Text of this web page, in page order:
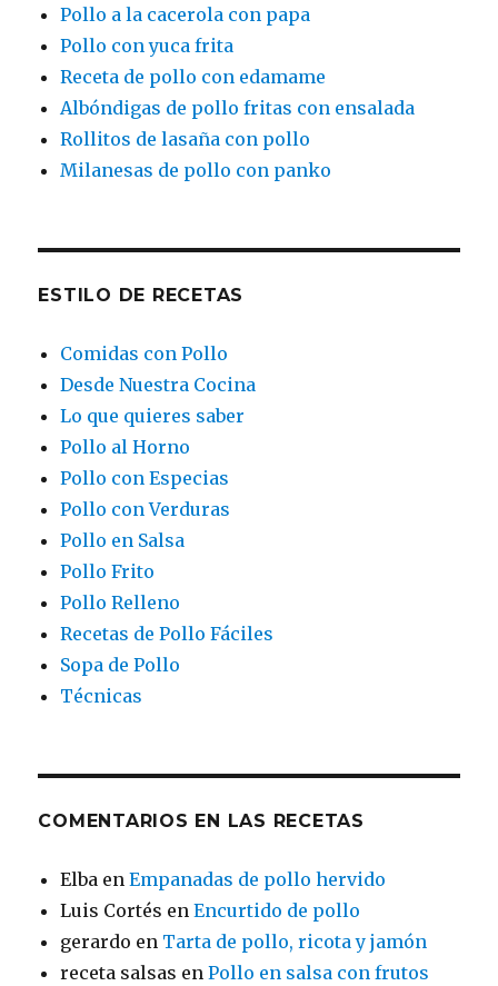
Pollo a la cacerola con papa
Pollo con yuca frita
Receta de pollo con edamame
Albóndigas de pollo fritas con ensalada
Rollitos de lasaña con pollo
Milanesas de pollo con panko
ESTILO DE RECETAS
Comidas con Pollo
Desde Nuestra Cocina
Lo que quieres saber
Pollo al Horno
Pollo con Especias
Pollo con Verduras
Pollo en Salsa
Pollo Frito
Pollo Relleno
Recetas de Pollo Fáciles
Sopa de Pollo
Técnicas
COMENTARIOS EN LAS RECETAS
Elba enEmpanadas de pollo hervido
Luis Cortés enEncurtido de pollo
gerardo en Tarta de pollo, ricota y jamón
receta salsas enPollo en salsa con frutos